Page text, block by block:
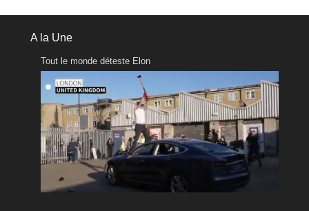
A la Une
Tout le monde déteste Elon